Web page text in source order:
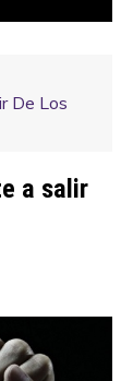
De Los
a salir